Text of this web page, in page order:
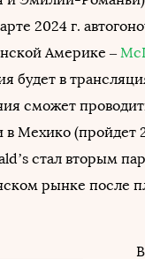
2024 г.
Америке –
будет в
сможет
в Мехико (пройдет
стал вторым
рынке после